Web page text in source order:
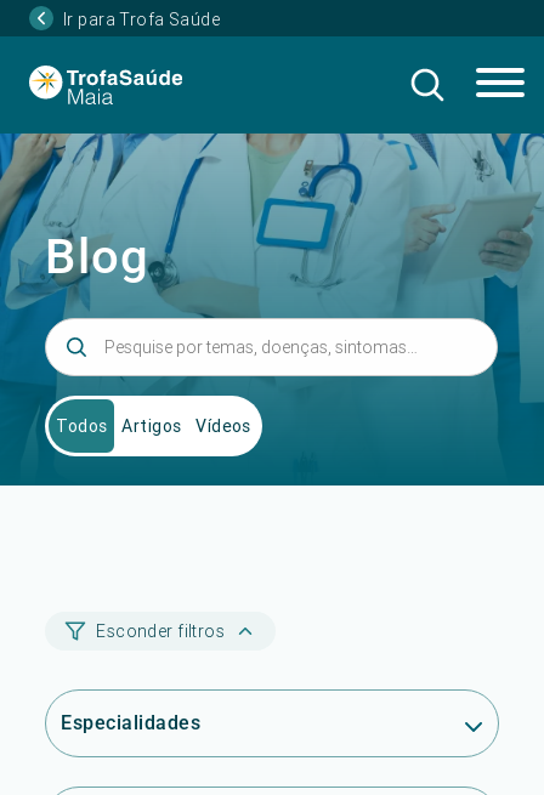
Ir para Trofa Saúde
Blog
Todos Artigos Vídeos
Esconder filtros
Especialidades